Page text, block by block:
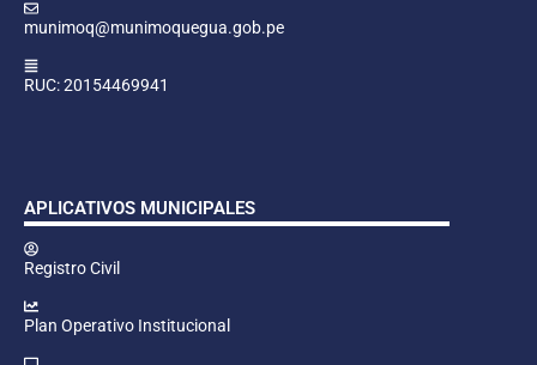
munimoq@munimoquegua.gob.pe
RUC: 20154469941
APLICATIVOS MUNICIPALES
Registro Civil
Plan Operativo Institucional